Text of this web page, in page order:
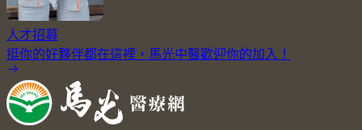
人才招募
挺你的好夥伴都在這裡，馬光中醫歡迎你的加入！